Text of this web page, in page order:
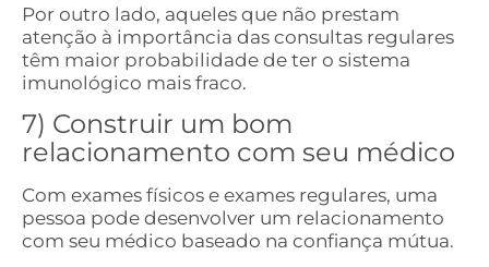
Por outro lado, aqueles que não prestam
atenção à importância das consultas regulares
têm maior probabilidade de ter o sistema
imunológico mais fraco.
7) Construir um bom
relacionamento com seu médico
Com exames físicos e exames regulares, uma
pessoa pode desenvolver um relacionamento
com seu médico baseado na confiança mútua.